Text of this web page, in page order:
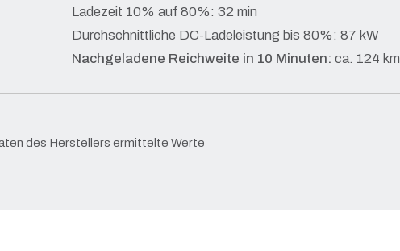
Ladezeit 10% auf 80%: 32 min
Durchschnittliche DC-Ladeleistung bis 80%: 87 kW
Nachgeladene Reichweite in 10 Minuten: ca. 124 km
des Herstellers ermittelte Werte